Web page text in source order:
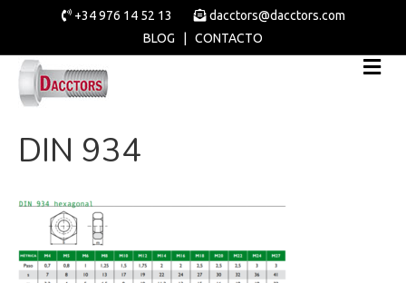
+34 976 14 52 13
dacctors@dacctors.com
BLOG
CONTACTO
DIN 934